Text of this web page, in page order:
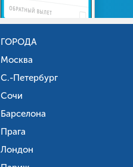
ГОРОДА
Москва
С.-Петербург
Сочи
Барселона
Прага
Лондон